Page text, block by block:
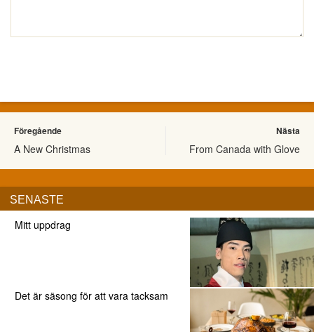
Föregående
A New Christmas
Nästa
From Canada with Glove
SENASTE
Mitt uppdrag
Det är säsong för att vara tacksam